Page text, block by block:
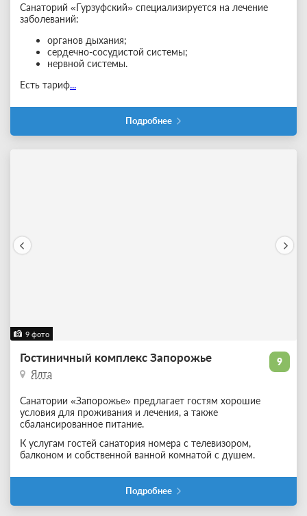
Санаторий «Гурзуфский» специализируется на лечение
заболеваний:
органов дыхания;
сердечно-сосудистой системы;
нервной системы.
Есть тариф...
Подробнее
9 фото
9
Гостиничный комплекс Запорожье
Ялта
Санатории «Запорожье» предлагает гостям хорошие
условия для проживания и лечения, а также
сбалансированное питание.
К услугам гостей санатория номера с телевизором,
балконом и собственной ванной комнатой с душем.
Подробнее